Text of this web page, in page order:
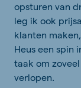
opsturen van
leg ik ook
klanten
Heus een spin
taak om
verlopen.